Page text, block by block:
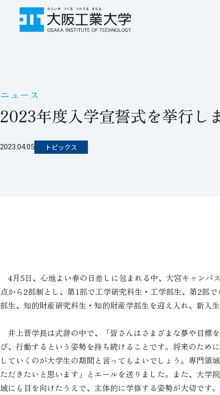
ニュース
2023年度入学宣誓式を挙行し
2023.04.05 トピックス
4月5日、心地よい春の日差しに包まれる中、大宮キャンパ
点から2部制とし、第1部で工学研究科生・工学部生、第2部
部生、知的財産研究科生・知的財産学部生を迎え入れ、新入
井上晋学長は式辞の中で、「皆さんはさまざまな夢や目標
び、行動するという姿勢を持ち続けることです。将来のた
していくのが大学生の期間と言ってもよいでしょう。専門
ただきたいと思います」とエールを送りました。また、大学
域にも目を向けたうえで、主体的に学修する姿勢が大切です